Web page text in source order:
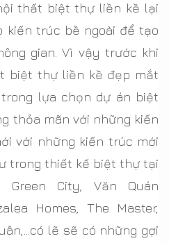
thất biệt thự liền kề lại
kiến trúc bề ngoài để tạo
gian. Vì vậy trước khi
biệt thự liền kề đẹp mắt
lựa chọn dự án biệt
thỏa mãn với những kiến
với những kiến trúc mới
trong thiết kế biệt thự tại
City, Văn Quán
Homes, The Master,
lẽ sẽ có những gợi